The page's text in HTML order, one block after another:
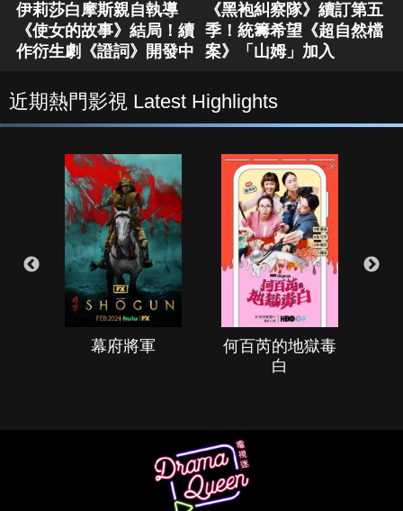
伊莉莎白摩斯親自執導
《使女的故事》結局！續
作衍生劇《證詞》開發中
《黑袍糾察隊》續訂第五
季！統籌希望《超自然檔
案》「山姆」加入
近期熱門影視 Latest Highlights
幕府將軍
何百芮的地獄毒
白